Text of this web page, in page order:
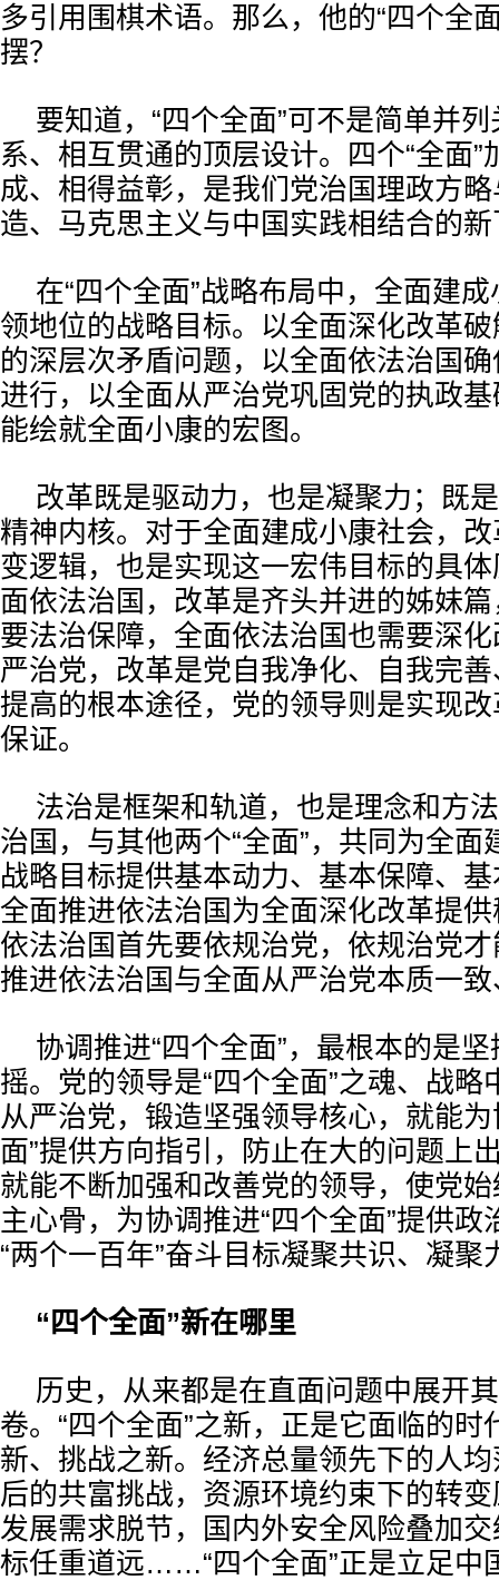
多引用围棋术语。那么，他的“四个全
摆？
要知道，“四个全面”可不是简单并
系、相互贯通的顶层设计。四个“全面”
成、相得益彰，是我们党治国理政方
造、马克思主义与中国实践相结合的
在“四个全面”战略布局中，全面建
领地位的战略目标。以全面深化改革
的深层次矛盾问题，以全面依法治国
进行，以全面从严治党巩固党的执政
能绘就全面小康的宏图。
改革既是驱动力，也是凝聚力；既
精神内核。对于全面建成小康社会，
变逻辑，也是实现这一宏伟目标的具
面依法治国，改革是齐头并进的姊妹
要法治保障，全面依法治国也需要深
严治党，改革是党自我净化、自我完
提高的根本途径，党的领导则是实现
保证。
法治是框架和轨道，也是理念和方
治国，与其他两个“全面”，共同为全面
战略目标提供基本动力、基本保障、
全面推进依法治国为全面深化改革提
依法治国首先要依规治党，依规治党
推进依法治国与全面从严治党本质一
协调推进“四个全面”，最根本的是
摇。党的领导是“四个全面”之魂、战略
从严治党，锻造坚强领导核心，就能
面”提供方向指引，防止在大的问题上
就能不断加强和改善党的领导，使党
主心骨，为协调推进“四个全面”提供政
“两个一百年”奋斗目标凝聚共识、凝聚
“四个全面”新在哪里
历史，从来都是在直面问题中展开
卷。“四个全面”之新，正是它面临的时
新、挑战之新。经济总量领先下的人
后的共富挑战，资源环境约束下的转
发展需求脱节，国内外安全风险叠加
标任重道远……“四个全面”正是立足中